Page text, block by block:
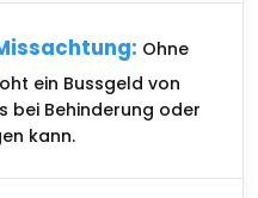
Ohne
ein Bussgeld von
bei Behinderung oder
kann.